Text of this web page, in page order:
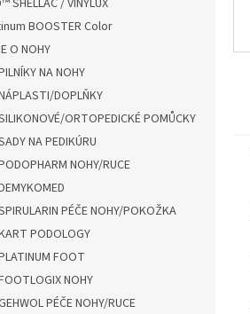
SHELLAC / VINYLUX
BOOSTER Color
O NOHY
NA NOHY
DOPLŇKY
ORTOPEDICKÉ POMŮCKY
NA PEDIKÚRU
NOHY/RUCE
PÉČE NOHY/POKOŽKA
PODOLOGY
FOOT
NOHY
PÉČE NOHY/RUCE